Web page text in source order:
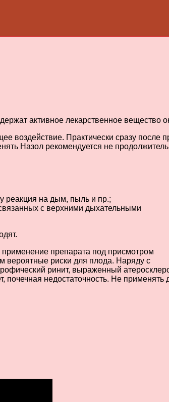
активное лекарственное вещество
воздействие. Практически сразу после
Назол рекомендуется не
реакция на дым, пыль и пр.;
с верхними дыхательными
препарата под присмотром
вероятные риски для плода. Наряду с
ринит, выраженный
почечная недостаточность. Не применять